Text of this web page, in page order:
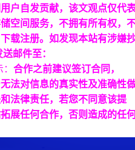
户自发贡献，该文观点仅代
空间服务，不拥有所有权，
载注册。如发现本站有涉嫌
邮件至：
合作之前建议签订合同，
法对信息的真实性及准确性
法律责任，若您不同意该提
展任何合作，否则造成的任